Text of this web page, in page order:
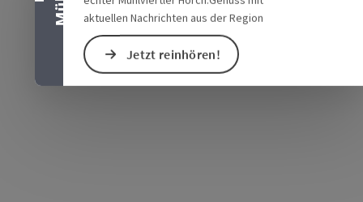
aktuellen Nachrichten aus der Region
Jetzt reinhören!